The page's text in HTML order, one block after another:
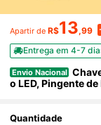
Apartir de R$13,99
Entrega em 4-7
Envio Nacional
o LED, Pingente
Quantidade